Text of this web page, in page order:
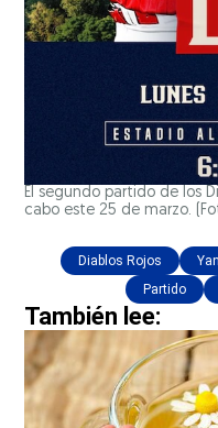
El segundo partido de los
cabo este 25 de marzo.
Diablos Rojos
Partido
También lee: